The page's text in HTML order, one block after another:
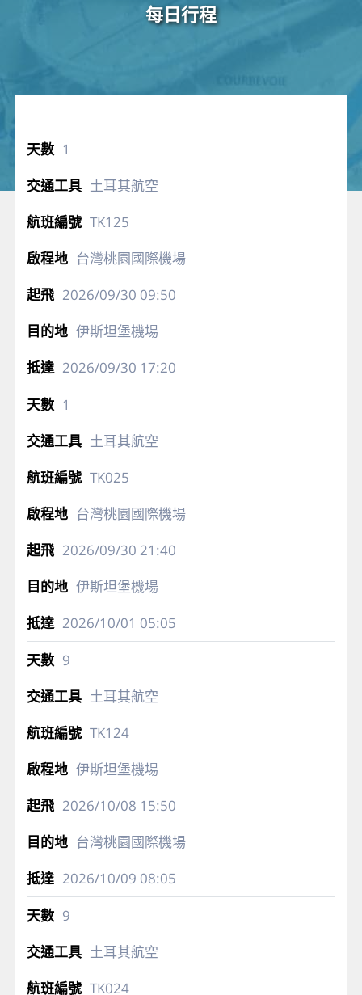
每日行程
1
土耳其航空
TK125
台灣桃園國際機場
2026/09/30 09:50
伊斯坦堡機場
2026/09/30 17:20
1
土耳其航空
TK025
台灣桃園國際機場
2026/09/30 21:40
伊斯坦堡機場
2026/10/01 05:05
9
土耳其航空
TK124
伊斯坦堡機場
2026/10/08 15:50
台灣桃園國際機場
2026/10/09 08:05
9
土耳其航空
TK024